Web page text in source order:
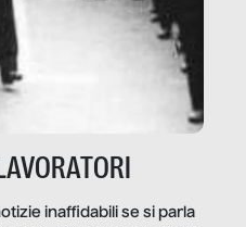
inaffidabili se si parla